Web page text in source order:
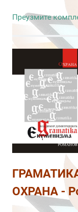
Преузмите
ОХРАНА -